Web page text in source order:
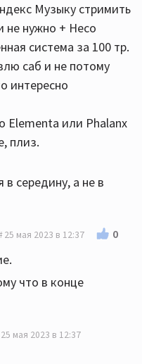
Музыку стримить
не нужно + Heco
система за 100 тр.
саб и не потому
интересно
Elementa или Phalanx
плиз.
в середину, а не в
25 мая 2023 в 12:37 0
что в конце
25 мая 2023 в 12:37